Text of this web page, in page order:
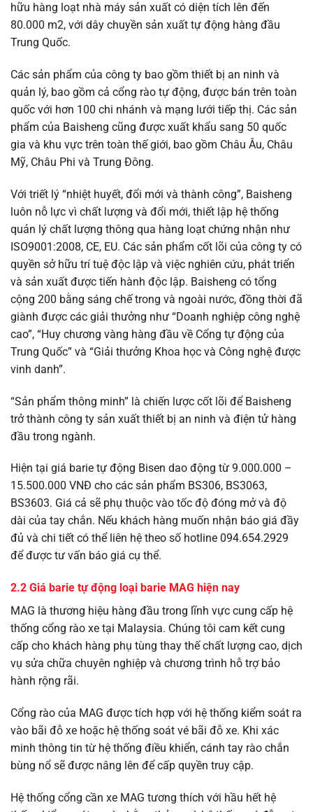
hữu hàng loạt nhà máy sản xuất có diện tích lên đến
80.000 m2, với dây chuyền sản xuất tự động hàng đầu
Trung Quốc.
Các sản phẩm của công ty bao gồm thiết bị an ninh và
quản lý, bao gồm cả cổng rào tự động, được bán trên toàn
quốc với hơn 100 chi nhánh và mạng lưới tiếp thị. Các sản
phẩm của Baisheng cũng được xuất khẩu sang 50 quốc
gia và khu vực trên toàn thế giới, bao gồm Châu Âu, Châu
Mỹ, Châu Phi và Trung Đông.
Với triết lý “nhiệt huyết, đổi mới và thành công”, Baisheng
luôn nỗ lực vì chất lượng và đổi mới, thiết lập hệ thống
quản lý chất lượng thông qua hàng loạt chứng nhận như
ISO9001:2008, CE, EU. Các sản phẩm cốt lõi của công ty có
quyền sở hữu trí tuệ độc lập và việc nghiên cứu, phát triển
và sản xuất được tiến hành độc lập. Baisheng có tổng
cộng 200 bằng sáng chế trong và ngoài nước, đồng thời đã
giành được các giải thưởng như “Doanh nghiệp công nghệ
cao”, “Huy chương vàng hàng đầu về Cổng tự động của
Trung Quốc” và “Giải thưởng Khoa học và Công nghệ được
vinh danh”.
“Sản phẩm thông minh” là chiến lược cốt lõi để Baisheng
trở thành công ty sản xuất thiết bị an ninh và điện tử hàng
đầu trong ngành.
Hiện tại giá barie tự động Bisen dao động từ 9.000.000 –
15.500.000 VNĐ cho các sản phẩm BS306, BS3063,
BS3603. Giá cả sẽ phụ thuộc vào tốc độ đóng mở và độ
dài của tay chắn. Nếu khách hàng muốn nhận báo giá đầy
đủ và chi tiết có thể liên hệ theo số hotline 094.654.2929
để được tư vấn báo giá cụ thể.
2.2 Giá barie tự động loại barie MAG hiện nay
MAG là thương hiệu hàng đầu trong lĩnh vực cung cấp hệ
thống cổng rào xe tại Malaysia. Chúng tôi cam kết cung
cấp cho khách hàng phụ tùng thay thế chất lượng cao, dịch
vụ sửa chữa chuyên nghiệp và chương trình hỗ trợ bảo
hành rộng rãi.
Cổng rào của MAG được tích hợp với hệ thống kiểm soát ra
vào bãi đỗ xe hoặc hệ thống soát vé bãi đỗ xe. Khi xác
minh thông tin từ hệ thống điều khiển, cánh tay rào chắn
bùng nổ sẽ được nâng lên để cấp quyền truy cập.
Hệ thống cổng cần xe MAG tương thích với hầu hết hệ